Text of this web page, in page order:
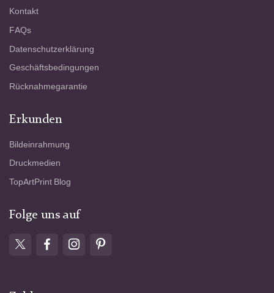
Kontakt
FAQs
Datenschutzerklärung
Geschäftsbedingungen
Rücknahmegarantie
Erkunden
Bildeinrahmung
Druckmedien
TopArtPrint Blog
Folge uns auf